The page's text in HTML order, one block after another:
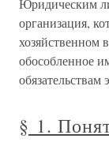
Юридическим
организация,
хозяйственном
обособленное
§ 1.